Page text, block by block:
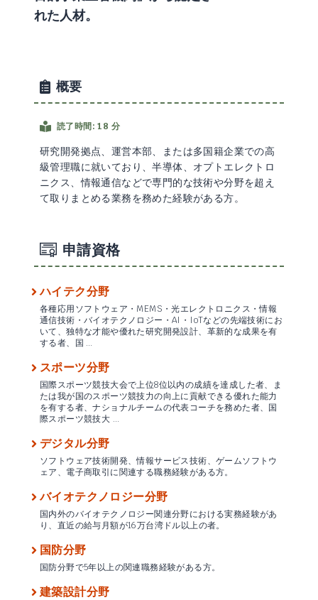
れた人材。
概要
読了時間: 18 分
研究開発拠点、運営本部、または多国籍企業での高
級管理職に就いており、半導体、オプトエレクトロ
ニクス、情報通信などで専門的な技術や分野を超え
て取りまとめる業務を務めた経験がある方。
申請資格
ハイテク分野
各種応用ソフトウェア・MEMS・光エレクトロニクス・情報
通信技術・バイオテクノロジー・AI・IoTなどの先端技術にお
いて、独特な才能や優れた研究開発設計、革新的な成果を有
する者、国 …
スポーツ分野
国際スポーツ競技大会で上位8位以内の成績を達成した者、ま
たは我が国のスポーツ競技力の向上に貢献できる優れた能力
を有する者、ナショナルチームの代表コーチを務めた者、国
際スポーツ競技大 …
デジタル分野
ソフトウェア技術開発、情報サービス技術、ゲームソフトウ
ェア、電子商取引に関連する職務経験がある方。
バイオテクノロジー分野
国内外のバイオテクノロジー関連分野における実務経験があ
り、直近の給与月額が16万台湾ドル以上の者。
国防分野
国防分野で5年以上の関連職務経験がある方。
建築設計分野